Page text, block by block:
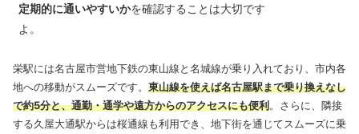
定期的に通いやすいかを確認することは大切です
よ。
栄駅には名古屋市営地下鉄の東山線と名城線が乗り入れており、市内各
地への移動がスムーズです。 東山線を使えば名古屋駅まで乗り換えなし
で約5分と、通勤・通学や遠方からのアクセスにも便利。さらに、隣接
する久屋大通駅からは桜通線も利用でき、地下街を通じてスムーズに乗